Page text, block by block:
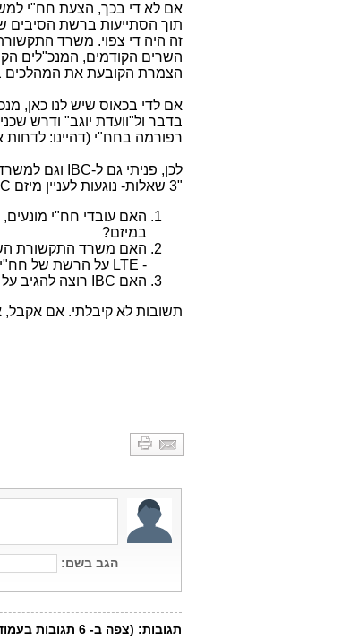
זה היה די צפוי. משרד
השרים הקודמים, המנכ"לים
הצמרת הקובעת את המהלכים
אם לדי בכאוס שיש לנו כאן,
בדבר ול"וועדת יוגב" ודרש
רפורמה בחח"י (דהיינו:
לכן, פניתי גם ל-IBC וגם למשרד התקשורת בשאלות הבאות:
"3 שאלות- נוגעות לעניין מיזם
האם עובדי חח"י
במיזם?
האם משרד התקשורת
- LTE על הרשת של חח"י?
האם IBC
רוצה להגיב
תשובות לא קיבלתי. אם אקבל,